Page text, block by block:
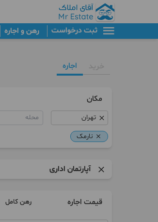
ثبت درخواست رهن و اجاره
خرید اجاره
مکان
محله
نارمک
آپارتمان اداری
مستغلات
قیمت اجاره رهن کامل